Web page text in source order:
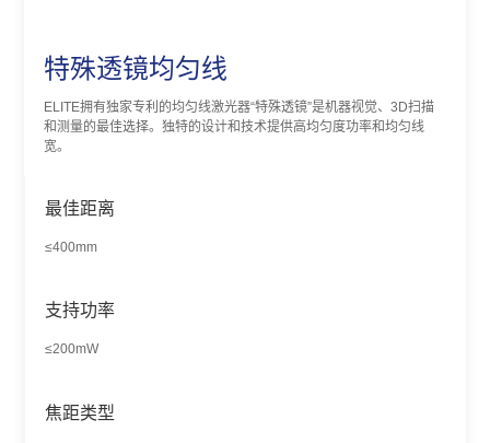
特殊透镜均匀线
ELITE拥有独家专利的均匀线激光器“特殊透镜”是机器视觉、3D扫描
和测量的最佳选择。独特的设计和技术提供高均匀度功率和均匀线
宽。
最佳距离
≤400mm
支持功率
≤200mW
焦距类型